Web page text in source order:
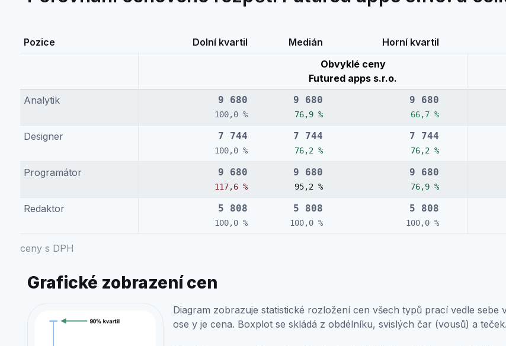
ceny s DPH
Pozice Dolní kvartil Medián Horní kvartil
Obvyklé ceny
Futured apps s.r.o.
Analytik
9 680
100,0 %
9 680
76,9 %
9 680
66,7 %
Designer 7 744
100,0 %
7 744
76,2 %
7 744
76,2 %
Programátor 9 680
117,6 %
9 680
95,2 %
9 680
76,9 %
Redaktor 5 808
100,0 %
5 808
100,0 %
5 808
100,0 %
Grafické zobrazení cen
Diagram zobrazuje statistické rozložení cen všech typů prací vedle
ose y je cena. Boxplot se skládá z obdélníku, svislých čar (vousů) a teček.